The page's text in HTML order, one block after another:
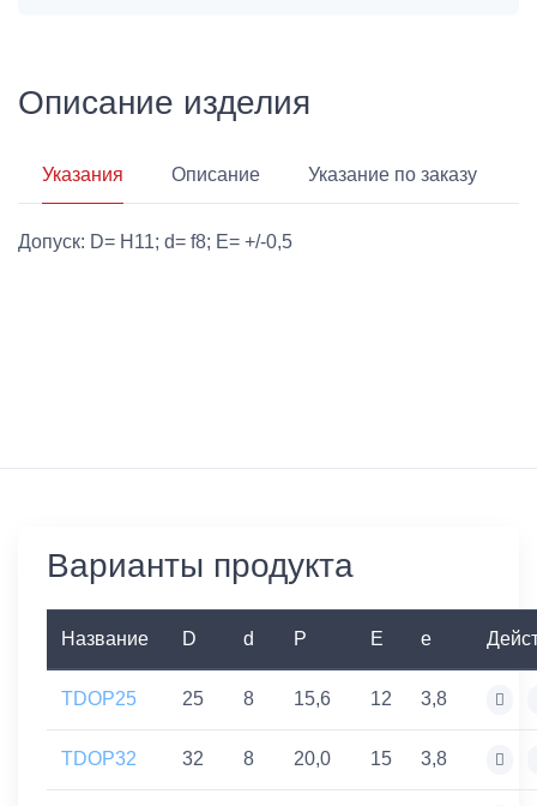
Описание изделия
Указания Описание Указание по заказу
Допуск: D= H11; d= f8; E= +/-0,5
Варианты продукта
Название D d P E e
TDOP25 25 8 15,6 12 3,8
TDOP32 32 8 20,0 15 3,8